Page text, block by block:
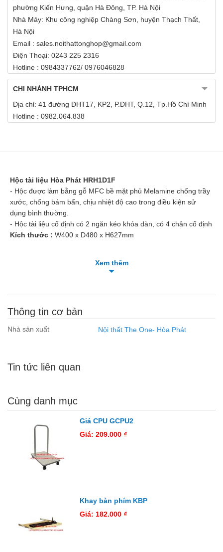
phường Kiến Hưng, quận Hà Đông, TP. Hà Nội
Nhà Máy: Khu công nghiệp Chàng Sơn, huyện Thạch Thất,
Hà Nội
Email : sales.noithattonghop@gmail.com
Điện Thoại: 0243 225 2316
Hotline : 0984337762/ 0976046828
CHI NHÁNH TPHCM
Địa chỉ: 41 đường ĐHT17, KP2, P.ĐHT, Q.12, Tp.Hồ Chí Minh
Hotline : 0982.064.838
Hộc tài liệu Hòa Phát HRH1D1F
- Hộc được làm bằng gỗ MFC bề mặt phủ Melamine chống trầy
xước, chống bám bẩn, chịu nhiệt độ cao trong điều kiện sử
dụng bình thường.
- Hộc tài liệu cố định có 2 ngăn kéo khóa dàn, có 4 chân cố định
Kích thước : W400 x D480 x H627mm
Xem thêm
Thông tin cơ bản
Nhà sản xuất Nội thất The One- Hòa Phát
Tin tức liên quan
Cùng danh mục
Giá CPU GCPU2
Giá: 209.000 ₫
Khay bàn phím KBP
Giá: 182.000 ₫